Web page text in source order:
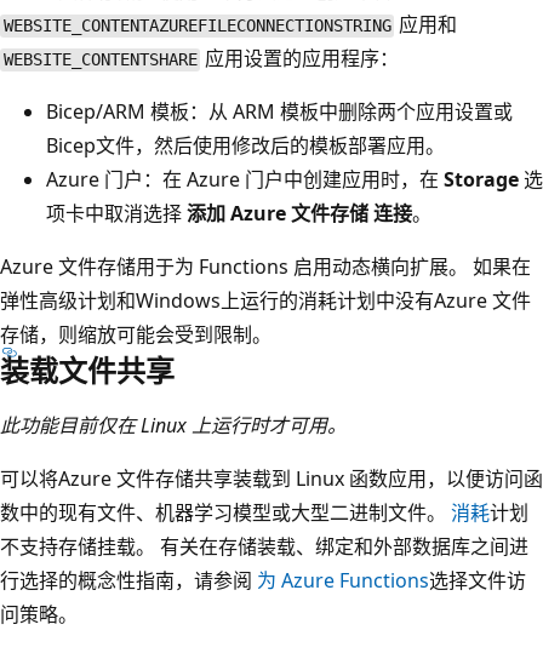
WEBSITE_CONTENTAZUREFILECONNECTIONSTRING 应用和
WEBSITE_CONTENTSHARE 应用设置的应用程序：
Bicep/ARM 模板：从 ARM 模板中删除两个应用设置或
Bicep文件，然后使用修改后的模板部署应用。
Azure 门户：在 Azure 门户中创建应用时，在 Storage选
项卡中取消选择添加 Azure 文件存储 连接。
Azure 文件存储用于为 Functions 启用动态横向扩展。 如果在
弹性高级计划和Windows上运行的消耗计划中没有Azure 文件
存储，则缩放可能会受到限制。
装载文件共享
此功能目前仅在 Linux 上运行时才可用。
可以将Azure 文件存储共享装载到 Linux 函数应用，以便访问函
数中的现有文件、机器学习模型或大型二进制文件。 消耗计划
不支持存储挂载。 有关在存储装载、绑定和外部数据库之间进
行选择的概念性指南，请参阅 为 Azure Functions选择文件访
问策略。